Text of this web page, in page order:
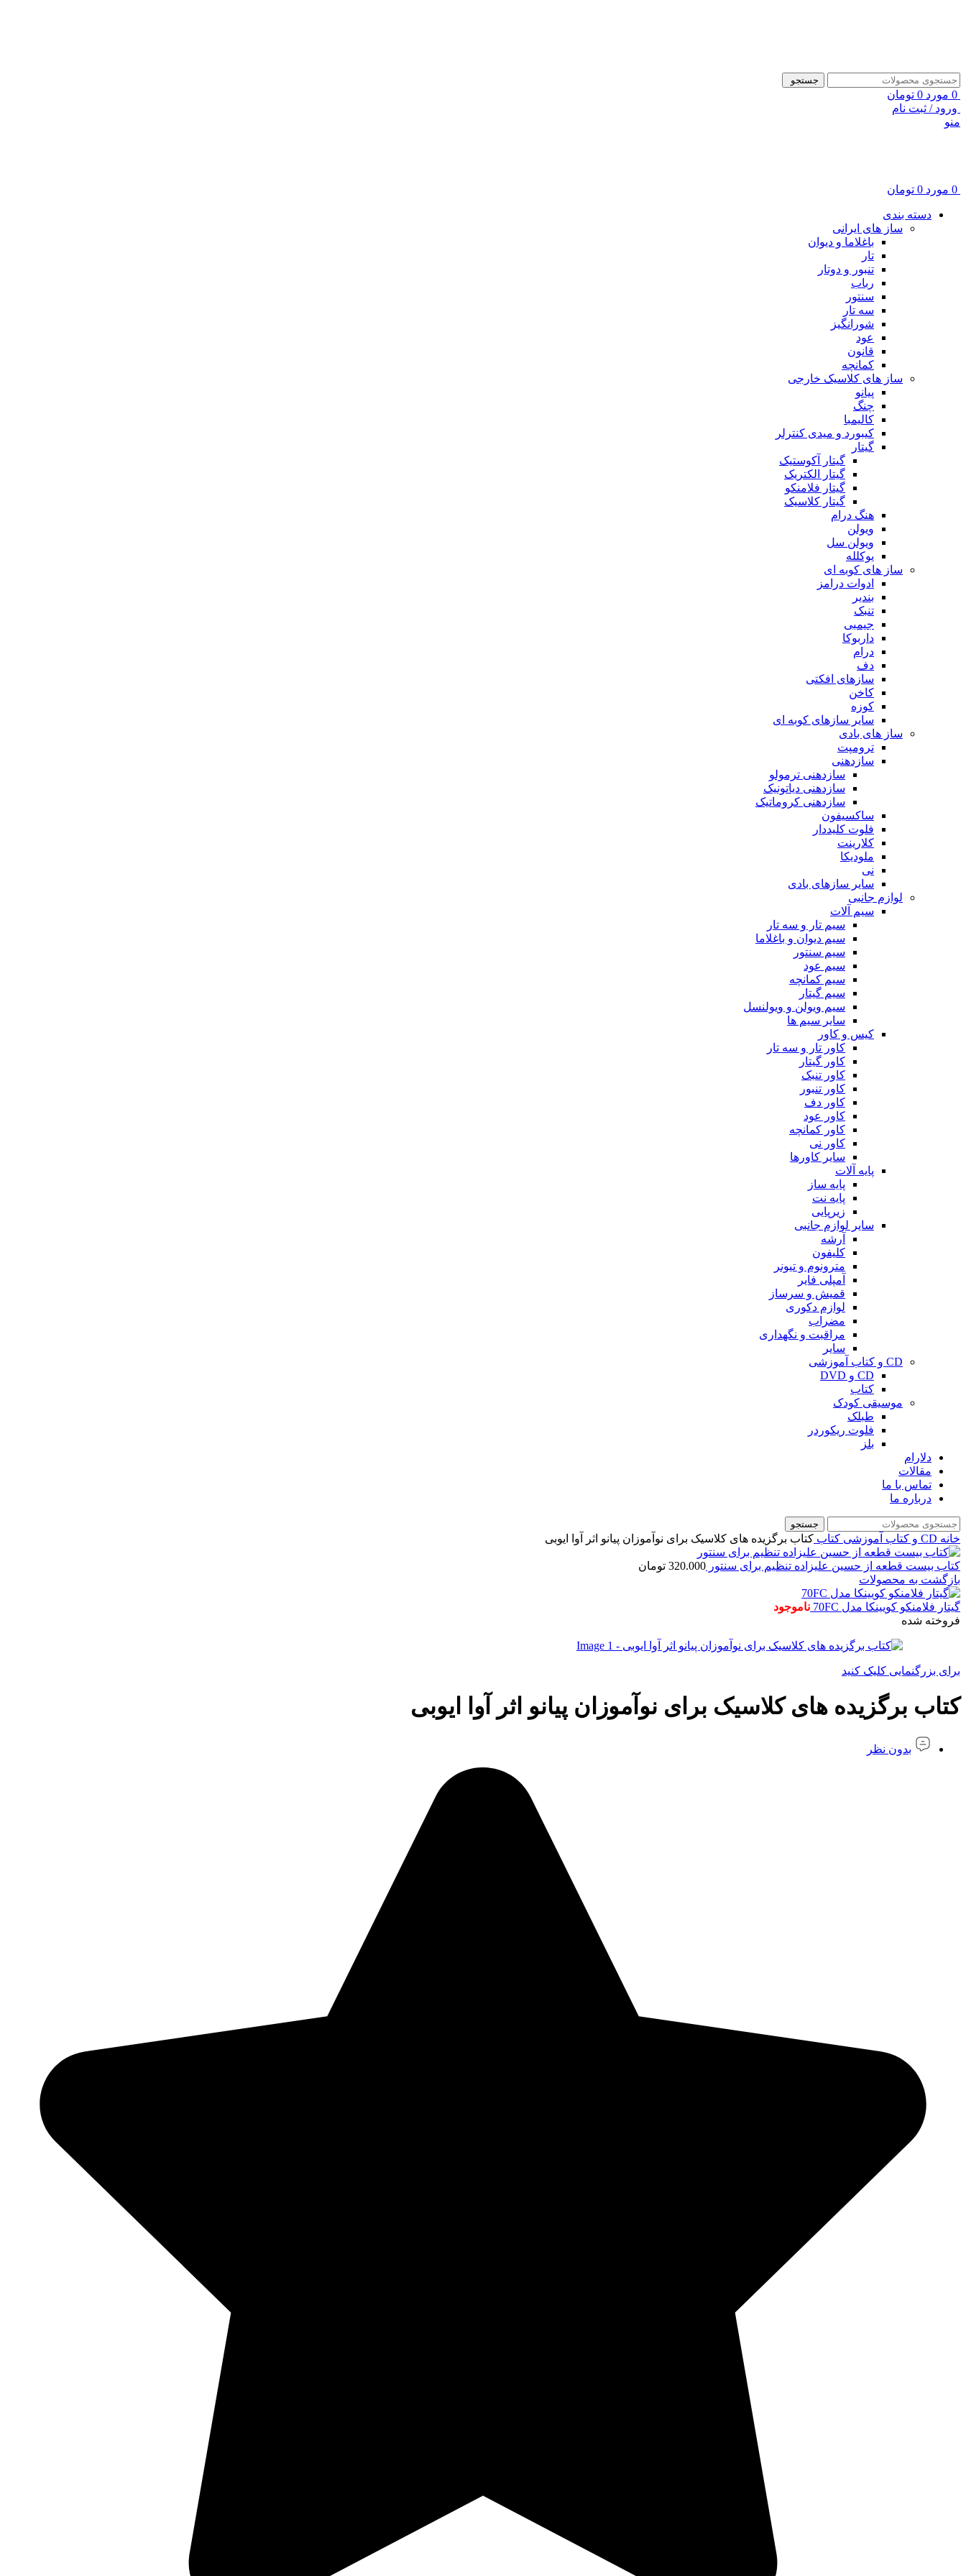
جستجو
0 مورد 0 تومان
ورود / ثبت نام
منو
0 مورد 0 تومان
دسته بندی
ساز های ایرانی
باغلاما و دیوان
تار
تنبور و دوتار
رباب
سنتور
سه تار
شورانگیز
عود
قانون
کمانچه
ساز های کلاسیک خارجی
پیانو
چنگ
کالیمبا
کیبورد و میدی کنترلر
گیتار
گیتار آکوستیک
گیتار الکتریک
گیتار فلامنکو
گیتار کلاسیک
هنگ درام
ویولن
ویولن سل
یوکلله
ساز های کوبه ای
ادوات درامز
بندیر
تنبک
جیمبی
داربوکا
درام
دف
سازهای افکتی
کاخن
کوزه
سایر سازهای کوبه ای
ساز های بادی
ترومپت
سازدهنی
سازدهنی ترمولو
سازدهنی دیاتونیک
سازدهنی کروماتیک
ساکسیفون
فلوت کلیددار
کلارینت
ملودیکا
نی
سایر سازهای بادی
لوازم جانبی
سیم آلات
سیم تار و سه تار
سیم دیوان و باغلاما
سیم سنتور
سیم عود
سیم کمانچه
سیم گیتار
سیم ویولن و ویولنسل
سایر سیم ها
کیس و کاور
کاور تار و سه تار
کاور گیتار
کاور تنبک
کاور تنبور
کاور دف
کاور عود
کاور کمانچه
کاور نی
سایر کاورها
پایه آلات
پایه ساز
پایه نت
زیرپایی
سایر لوازم جانبی
آرشه
کلیفون
مترونوم و تیونر
آمپلی فایر
قمیش و سرساز
لوازم دکوری
مضراب
مراقبت و نگهداری
سایر
CD و کتاب آموزشی
CD و DVD
کتاب
موسیقی کودک
طبلک
فلوت ریکوردر
بلز
دلارام
مقالات
تماس با ما
درباره ما
جستجو
خانه CD و کتاب آموزشی کتاب کتاب برگزیده های کلاسیک برای نوآموزان پیانو اثر آوا ایوبی
کتاب بیست قطعه از حسین علیزاده تنظیم برای سنتور 320.000 تومان
بازگشت به محصولات
گیتار فلامنکو کویینکا مدل 70FC
ناموجود
فروخته شده
برای بزرگنمایی کلیک کنید
کتاب برگزیده های کلاسیک برای نوآموزان پیانو اثر آوا ایوبی
بدون نظر